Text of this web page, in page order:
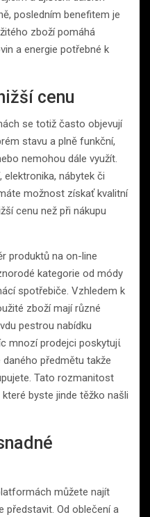
posledním benefitem je
zboží pomáhá
a energie potřebné k
cenu
se totiž často objevují
stavu a plně funkční,
nemohou dále využít.
elektronika, nábytek či
možnost získať kvalitní
cenu než při nákupu
produktů na on-line
kategorie od módy
spotřebiče. Vzhledem k
zboží mají různé
pestrou nabídku
mnozí prodejci poskytujί
předmětu takže
Tato rozmanitost
byste jinde těžko našli
můžete najít
představit. Od oblečení a